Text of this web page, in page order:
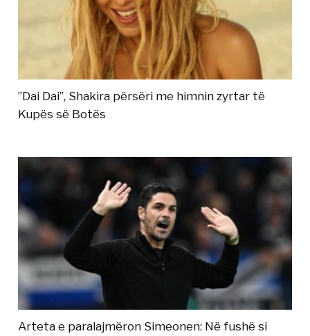
”Dai Dai”, Shakira përsëri me himnin zyrtar të
Kupës së Botës
Arteta e paralajmëron Simeonen: Në fushë si